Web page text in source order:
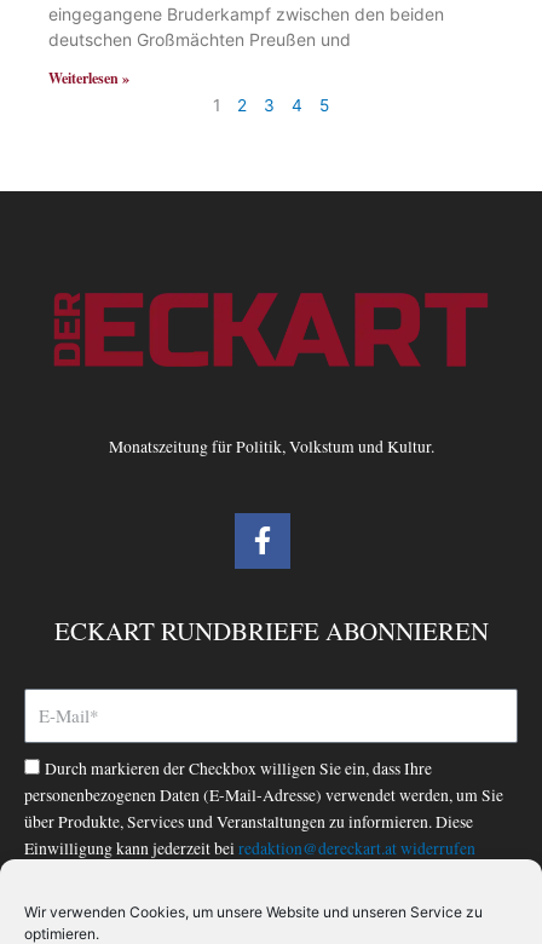
Wir verwenden Cookies, um unsere Website und unseren Service zu
optimieren.
eingegangene Bruderkampf zwischen den beiden
deutschen Großmächten Preußen und
Weiterlesen »
1 2 3 4 5
Monatszeitung für Politik, Volkstum und Kultur.
F
a
b
o
-
f
ECKART RUNDBRIEFE ABONNIEREN
Durch markieren der Checkbox willigen Sie ein, dass Ihre
personenbezogenen Daten (E-Mail-Adresse) verwendet werden, um Sie
über Produkte, Services und Veranstaltungen zu informieren. Diese
Einwilligung kann jederzeit bei redaktion@dereckart.atwiderrufen
Datenschutzerklärung